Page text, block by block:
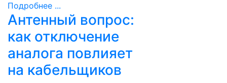
Подробнее ...
Антенный вопрос:
как отключение
аналога повлияет
на кабельщиков